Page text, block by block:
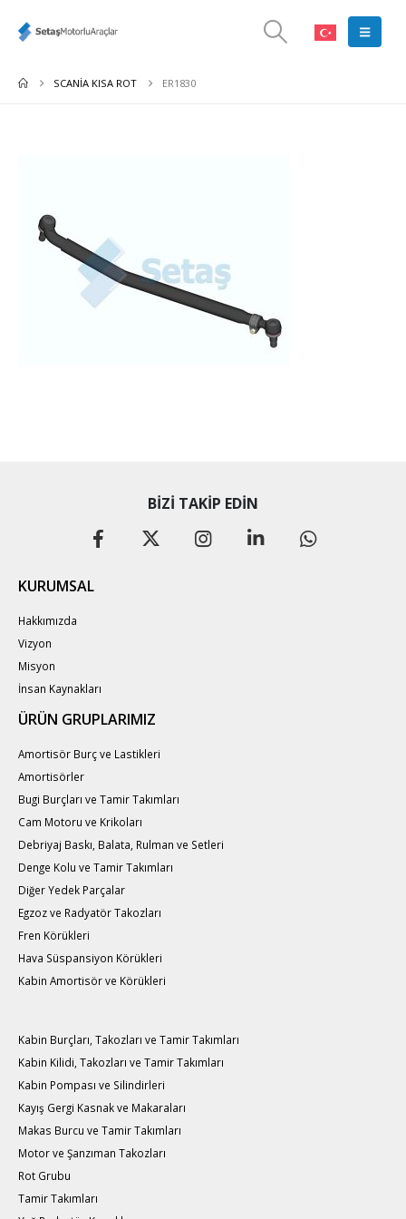
SCANIA KISA ROT ER1830
BIZI TAKIP EDIN
KURUMSAL
Hakkımızda
Vizyon
Misyon
İnsan Kaynakları
ÜRÜN GRUPLARIMIZ
Amortisör Burç ve Lastikleri
Amortisörler
Bugi Burçları ve Tamir Takımları
Cam Motoru ve Krikoları
Debriyaj Baskı, Balata, Rulman ve Setleri
Denge Kolu ve Tamir Takımları
Diğer Yedek Parçalar
Egzoz ve Radyatör Takozları
Fren Körükleri
Hava Süspansiyon Körükleri
Kabin Amortisör ve Körükleri
Kabin Burçları, Takozları ve Tamir Takımları
Kabin Kilidi, Takozları ve Tamir Takımları
Kabin Pompası ve Silindirleri
Kayış Gergi Kasnak ve Makaraları
Makas Burcu ve Tamir Takımları
Motor ve Şanzıman Takozları
Rot Grubu
Tamir Takımları